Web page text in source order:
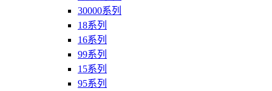
30000系列
18系列
16系列
99系列
15系列
95系列